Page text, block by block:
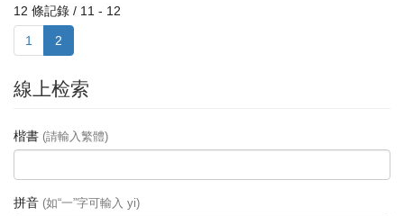
12 條記錄 / 11 - 12
1 2
線上检索
楷書 (請輸入繁體)
拼音 (如“一”字可輸入 yi)